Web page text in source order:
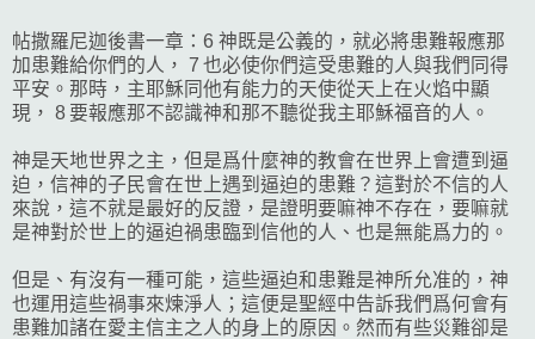
帖撒羅尼迦後書一章：6 神既是公義的，就必將患難報應那
加患難給你們的人， 7 也必使你們這受患難的人與我們同得
平安。那時，主耶穌同他有能力的天使從天上在火焰中顯
現， 8 要報應那不認識神和那不聽從我主耶穌福音的人。
神是天地世界之主，但是爲什麼神的教會在世界上會遭到逼
迫，信神的子民會在世上遇到逼迫的患難？這對於不信的人
來說，這不就是最好的反證，是證明要嘛神不存在，要嘛就
是神對於世上的逼迫禍患臨到信他的人、也是無能爲力的。
但是、有沒有一種可能，這些逼迫和患難是神所允准的，神
也運用這些禍事來煉淨人；這便是聖經中告訴我們爲何會有
患難加諸在愛主信主之人的身上的原因。然而有些災難卻是